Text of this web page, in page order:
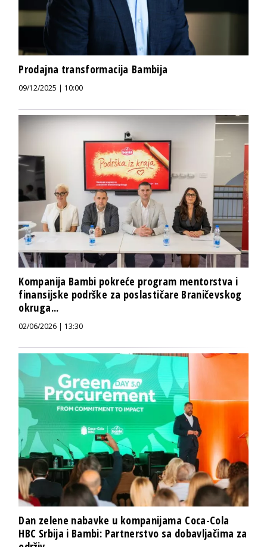
Prodajna transformacija Bambija
09/12/2025 | 10:00
Kompanija Bambi pokreće program mentorstva i
finansijske podrške za poslastičare Braničevskog
okruga...
02/06/2026 | 13:30
Dan zelene nabavke u kompanijama Coca-Cola
HBC Srbija i Bambi: Partnerstvo sa dobavljačima za